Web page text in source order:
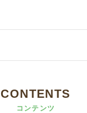
CONTENTS
コンテンツ